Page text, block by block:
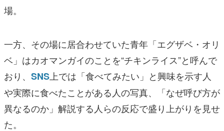
場。
一方、その場に居合わせていた青年「エグザベ・オリ
ベ」はカオマンガイのことを“チキンライス”と呼んで
おり、 SNS 上では「食べてみたい」と興味を示す人
や実際に食べたことがある人の写真、「なぜ呼び方が
異なるのか」解説する人らの反応で盛り上がりを見せ
た。